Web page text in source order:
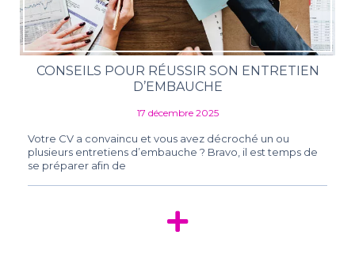
CONSEILS POUR RÉUSSIR SON ENTRETIEN
D’EMBAUCHE
17 décembre 2025
Votre CV a convaincu et vous avez décroché un ou
plusieurs entretiens d’embauche ? Bravo, il est temps de
se préparer afin de